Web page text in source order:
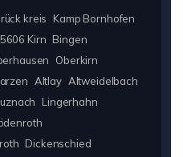
kreis
Kamp Bornhofen
Kirn Bingen
Oberkirn
Altlay Altweidelbach
Lingerhahn
Dickenschied